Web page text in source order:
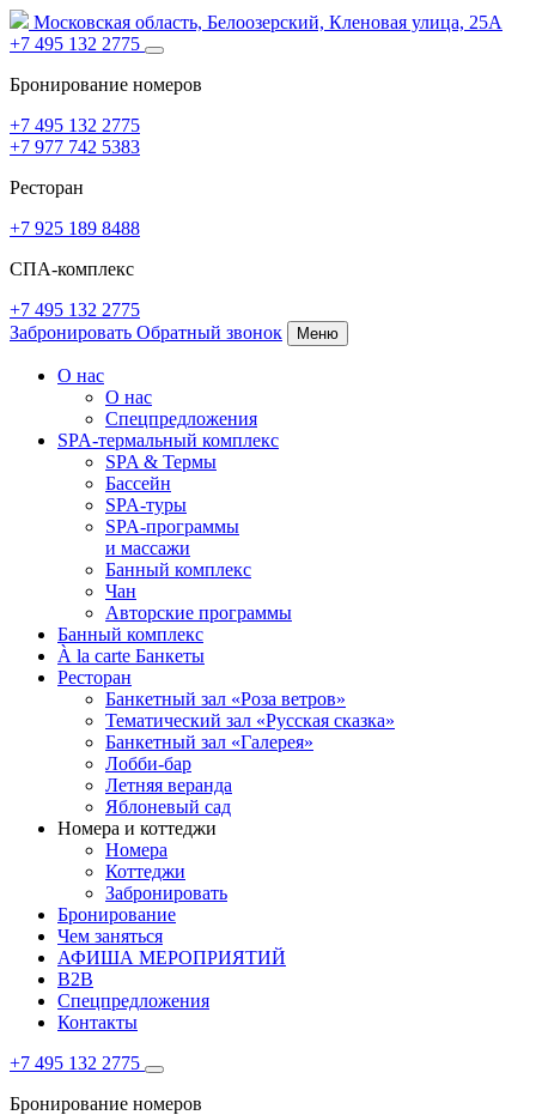
Московская область, Белоозерский, Кленовая улица, 25А
+7 495 132 2775
Бронирование номеров
+7 495 132 2775
+7 977 742 5383
Ресторан
+7 925 189 8488
СПА-комплекс
+7 495 132 2775
Забронировать Обратный звонок Меню
О нас
О нас
Спецпредложения
SPA-термальный комплекс
SPA & Термы
Бассейн
SPA-туры
SPA-программы
и массажи
Банный комплекс
Чан
Авторские программы
Банный комплекс
À la carte Банкеты
Ресторан
Банкетный зал «Роза ветров»
Тематический зал «Русская сказка»
Банкетный зал «Галерея»
Лобби-бар
Летняя веранда
Яблоневый сад
Номера и коттеджи
Номера
Коттеджи
Забронировать
Бронирование
Чем заняться
АФИША МЕРОПРИЯТИЙ
B2B
Спецпредложения
Контакты
+7 495 132 2775
Бронирование номеров